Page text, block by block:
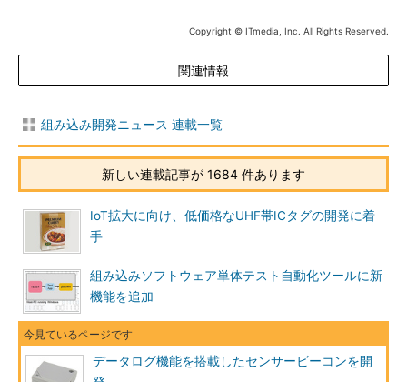
Copyright © ITmedia, Inc. All Rights Reserved.
関連情報
組み込み開発ニュース 連載一覧
新しい連載記事が 1684 件あります
IoT拡大に向け、低価格なUHF帯ICタグの開発に着
手
組み込みソフトウェア単体テスト自動化ツールに新
機能を追加
データログ機能を搭載したセンサービーコンを開